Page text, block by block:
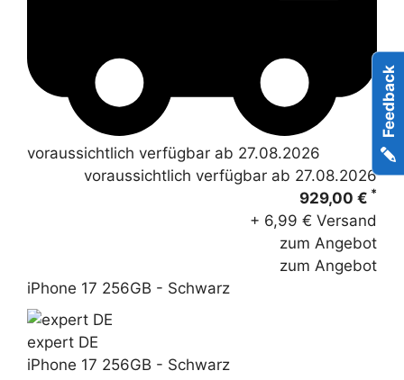
voraussichtlich verfügbar ab 27.08.2026
voraussichtlich verfügbar ab 27.08.2026
929,00 € *
+ 6,99 € Versand
zum Angebot
zum Angebot
iPhone 17 256GB - Schwarz
expert DE
iPhone 17 256GB - Schwarz
Feedback